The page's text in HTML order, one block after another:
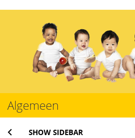
Algemeen
SHOW SIDEBAR